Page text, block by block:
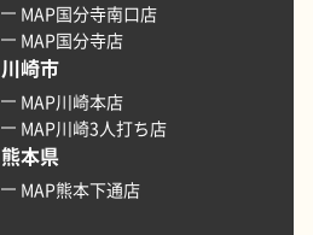
MAP国分寺南口店
MAP国分寺店
川崎市
MAP川崎本店
MAP川崎3人打ち店
熊本県
MAP熊本下通店